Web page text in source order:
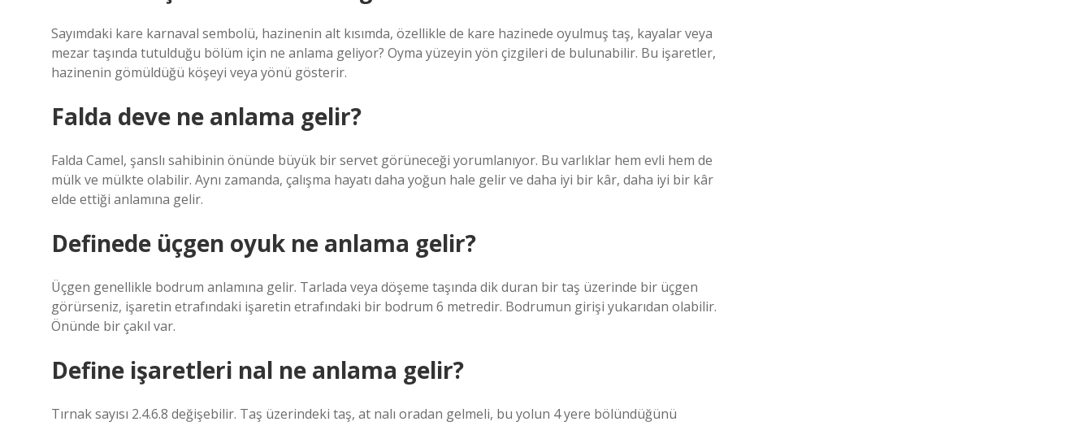
Sayımdaki kare karnaval sembolü, hazinenin alt kısımda, özellikle de kare hazinede oyulmuş taş, kayalar veya
mezar taşında tutulduğu bölüm için ne anlama geliyor? Oyma yüzeyin yön çizgileri de bulunabilir. Bu işaretler,
hazinenin gömüldüğü köşeyi veya yönü gösterir.
Falda deve ne anlama gelir?
Falda Camel, şanslı sahibinin önünde büyük bir servet görüneceği yorumlanıyor. Bu varlıklar hem evli hem de
mülk ve mülkte olabilir. Aynı zamanda, çalışma hayatı daha yoğun hale gelir ve daha iyi bir kâr, daha iyi bir kâr
elde ettiği anlamına gelir.
Definede üçgen oyuk ne anlama gelir?
Üçgen genellikle bodrum anlamına gelir. Tarlada veya döşeme taşında dik duran bir taş üzerinde bir üçgen
görürseniz, işaretin etrafındaki işaretin etrafındaki bir bodrum 6 metredir. Bodrumun girişi yukarıdan olabilir.
Önünde bir çakıl var.
Define işaretleri nal ne anlama gelir?
Tırnak sayısı 2.4.6.8 değişebilir. Taş üzerindeki taş, at nalı oradan gelmeli, bu yolun 4 yere bölündüğünü